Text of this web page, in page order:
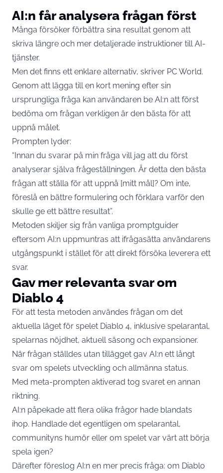
AI:n får analysera frågan först
Många försöker förbättra sina resultat genom att
skriva längre och mer detaljerade instruktioner till AI-
tjänster.
Men det finns ett enklare alternativ, skriver PC World.
Genom att lägga till en kort mening efter sin
ursprungliga fråga kan användaren be AI:n att först
bedöma om frågan verkligen är den bästa för att
uppnå målet.
Prompten lyder:
“Innan du svarar på min fråga vill jag att du först
analyserar själva frågeställningen. Är detta den bästa
frågan att ställa för att uppnå [mitt mål]? Om inte,
föreslå en bättre formulering och förklara varför den
skulle ge ett bättre resultat”.
Metoden skiljer sig från vanliga promptguider
eftersom AI:n uppmuntras att ifrågasätta användarens
utgångspunkt i stället för att direkt försöka leverera ett
svar.
Gav mer relevanta svar om
Diablo 4
För att testa metoden användes frågan om det
aktuella läget för spelet Diablo 4, inklusive spelarantal,
spelarnas nöjdhet, aktuell säsong och expansioner.
När frågan ställdes utan tillägget gav AI:n ett långt
svar om spelets utveckling och allmänna status.
Med meta-prompten aktiverad tog svaret en annan
riktning.
AI:n påpekade att flera olika frågor hade blandats
ihop. Handlade det egentligen om spelarantal,
communityns humör eller om spelet var värt att börja
spela igen?
Därefter föreslog AI:n en mer precis fråga: om Diablo